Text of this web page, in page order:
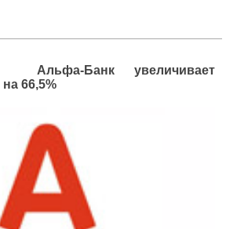
Альфа-Банк увеличивает
66,5%